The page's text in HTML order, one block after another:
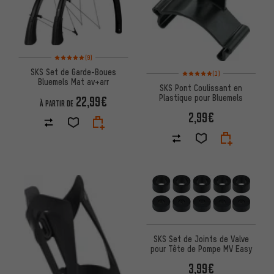
Note moyenne : 5 sur 5 d'après 9 avis
(9)
SKS Set de Garde-Boues
Bluemels Mat av+arr
À PARTIR DE 22,99€
Note moyenne : 5 sur 5
(1)
SKS Pont Coulissant en
Plastique pour Bluemels
2,99€
SKS Set de Joints de Valve
pour Tête de Pompe MV Easy
3,99€